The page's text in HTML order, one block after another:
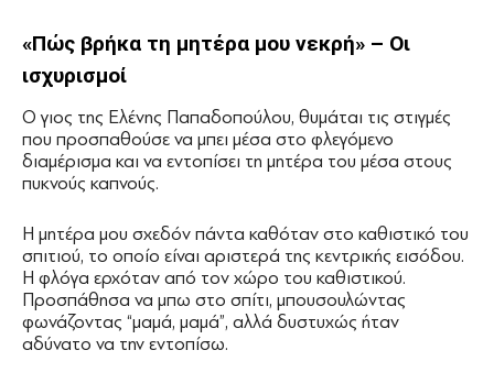
«Πώς βρήκα τη μητέρα μου νεκρή» – Οι
ισχυρισμοί
Ο γιος της Ελένης Παπαδοπούλου, θυμάται τις στιγμές
που προσπαθούσε να μπει μέσα στο φλεγόμενο
διαμέρισμα και να εντοπίσει τη μητέρα του μέσα στους
πυκνούς καπνούς.
Η μητέρα μου σχεδόν πάντα καθόταν στο καθιστικό του
σπιτιού, το οποίο είναι αριστερά της κεντρικής εισόδου.
Η φλόγα ερχόταν από τον χώρο του καθιστικού.
Προσπάθησα να μπω στο σπίτι, μπουσουλώντας
φωνάζοντας “μαμά, μαμά”, αλλά δυστυχώς ήταν
αδύνατο να την εντοπίσω.